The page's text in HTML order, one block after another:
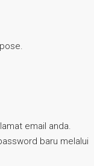
email anda.
baru melalui